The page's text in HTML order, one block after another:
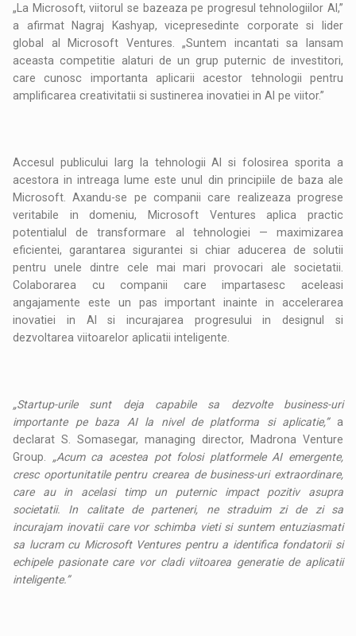
„La Microsoft, viitorul se bazeaza pe progresul tehnologiilor AI,”
a afirmat Nagraj Kashyap, vicepresedinte corporate si lider
global al Microsoft Ventures. „Suntem incantati sa lansam
aceasta competitie alaturi de un grup puternic de investitori,
care cunosc importanta aplicarii acestor tehnologii pentru
amplificarea creativitatii si sustinerea inovatiei in AI pe viitor.”
Accesul publicului larg la tehnologii AI si folosirea sporita a
acestora in intreaga lume este unul din principiile de baza ale
Microsoft. Axandu-se pe companii care realizeaza progrese
veritabile in domeniu, Microsoft Ventures aplica practic
potentialul de transformare al tehnologiei — maximizarea
eficientei, garantarea sigurantei si chiar aducerea de solutii
pentru unele dintre cele mai mari provocari ale societatii.
Colaborarea cu companii care impartasesc aceleasi
angajamente este un pas important inainte in accelerarea
inovatiei in AI si incurajarea progresului in designul si
dezvoltarea viitoarelor aplicatii inteligente.
„Startup-urile sunt deja capabile sa dezvolte business-uri
importante pe baza AI la nivel de platforma si aplicatie,”a
declarat S. Somasegar, managing director, Madrona Venture
Group. „Acum ca acestea pot folosi platformele AI emergente,
cresc oportunitatile pentru crearea de business-uri extraordinare,
care au in acelasi timp un puternic impact pozitiv asupra
societatii. In calitate de parteneri, ne straduim zi de zi sa
incurajam inovatii care vor schimba vieti si suntem entuziasmati
sa lucram cu Microsoft Ventures pentru a identifica fondatorii si
echipele pasionate care vor cladi viitoarea generatie de aplicatii
inteligente.”